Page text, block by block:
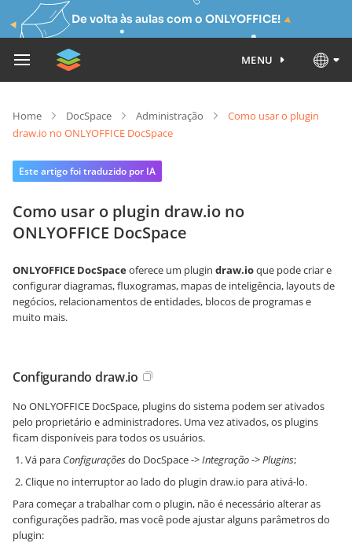
De volta às aulas com o ONLYOFFICE!
MENU
Home DocSpace Administração
Como usar o plugin
draw.io no ONLYOFFICE DocSpace
Este artigo foi traduzido por IA
Como usar o plugin draw.io no
ONLYOFFICE DocSpace
ONLYOFFICE DocSpaceoferece um plugin draw.ioque pode criar e
configurar diagramas, fluxogramas, mapas de inteligência, layouts de
negócios, relacionamentos de entidades, blocos de programas e
muito mais.
Configurando draw.io
No ONLYOFFICE DocSpace, plugins do sistema podem ser ativados
pelo proprietário e administradores. Uma vez ativados, os plugins
ficam disponíveis para todos os usuários.
Vá para Configuraçõesdo DocSpace ->Integração->Plugins;
Clique no interruptor ao lado do plugin draw.io para ativá-lo.
Para começar a trabalhar com o plugin, não é necessário alterar as
configurações padrão, mas você pode ajustar alguns parâmetros do
plugin: